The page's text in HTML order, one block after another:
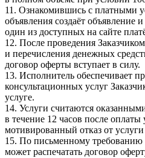
11. Ознакомившись с платными
объявления создаёт объявление
один из доступных на сайте
12. После проведения
и перечисления денежных
договор оферты вступает в силу.
13. Исполнитель обеспечивает
консультационных услуг
услуге.
14. Услуги считаются
в течение 12 часов после
мотивированный отказ от
15. По письменному требованию
может распечатать договор